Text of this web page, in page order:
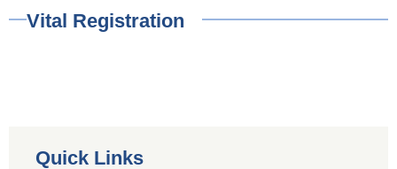
Vital Registration
Quick Links